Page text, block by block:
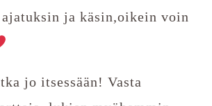
ja käsin,oikein voin
jo itsessään! Vasta